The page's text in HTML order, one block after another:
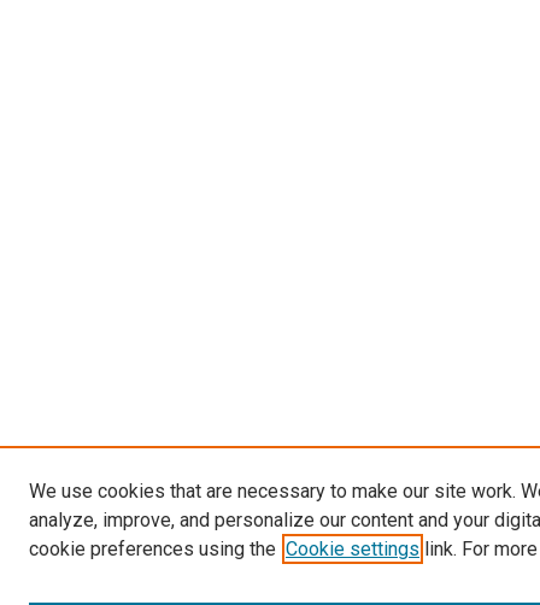
We use cookies that are necessary to make our site work.
analyze, improve, and personalize our content and your
cookie preferences using the Cookie settings link. For